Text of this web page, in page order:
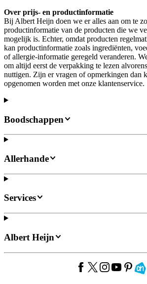
Over prijs- en productinformatie
Bij Albert Heijn doen we er alles aan om te
productinformatie van de producten die we
mogelijk is. Echter, omdat producten
kan productinformatie zoals ingrediënten,
of allergie-informatie geregeld veranderen.
om altijd eerst de verpakking te lezen
nuttigen. Zijn er vragen of opmerkingen dan
opgenomen worden met onze klantenservice.
Boodschappen
Allerhande
Services
Albert Heijn